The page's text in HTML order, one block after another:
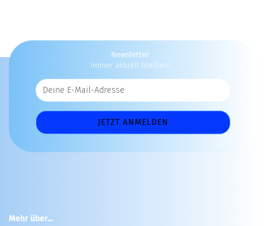
Newsletter
Immer aktuell bleiben!
Mehr über...